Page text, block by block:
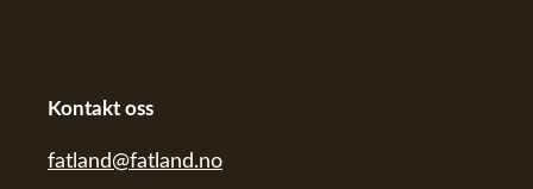
Kontakt oss
fatland@fatland.no